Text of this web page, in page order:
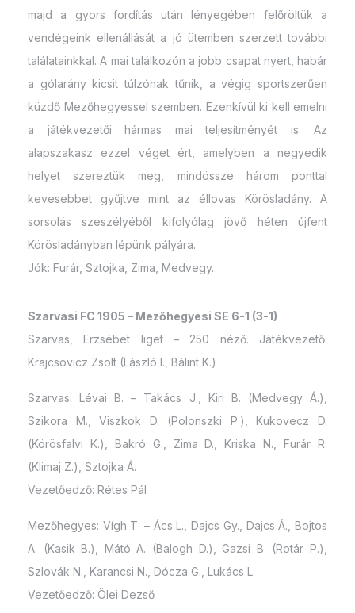
majd a gyors fordítás után lényegében felőröltük a
vendégeink ellenállását a jó ütemben szerzett további
találatainkkal. A mai találkozón a jobb csapat nyert, habár
a gólarány kicsit túlzónak tűnik, a végig sportszerűen
küzdő Mezőhegyessel szemben. Ezenkívül ki kell emelni
a játékvezetői hármas mai teljesítményét is. Az
alapszakasz ezzel véget ért, amelyben a negyedik
helyet szereztük meg, mindössze három ponttal
kevesebbet gyűjtve mint az éllovas Körösladány. A
sorsolás szeszélyéből kifolyólag jövő héten újfent
Körösladányban lépünk pályára.
Jók: Furár, Sztojka, Zima, Medvegy.
Szarvasi FC 1905 – Mezőhegyesi SE 6-1 (3-1)
Szarvas, Erzsébet liget – 250 néző. Játékvezető:
Krajcsovicz Zsolt (László I., Bálint K.)
Szarvas: Lévai B. – Takács J., Kiri B. (Medvegy Á.),
Szikora M., Viszkok D. (Polonszki P.), Kukovecz D.
(Körösfalvi K.), Bakró G., Zima D., Kriska N., Furár R.
(Klimaj Z.), Sztojka Á.
Vezetőedző: Rétes Pál
Mezőhegyes: Vígh T. – Ács L., Dajcs Gy., Dajcs Á., Bojtos
A. (Kasik B.), Mátó A. (Balogh D.), Gazsi B. (Rotár P.),
Szlovák N., Karancsi N., Dócza G., Lukács L.
Vezetőedző: Ölei Dezső